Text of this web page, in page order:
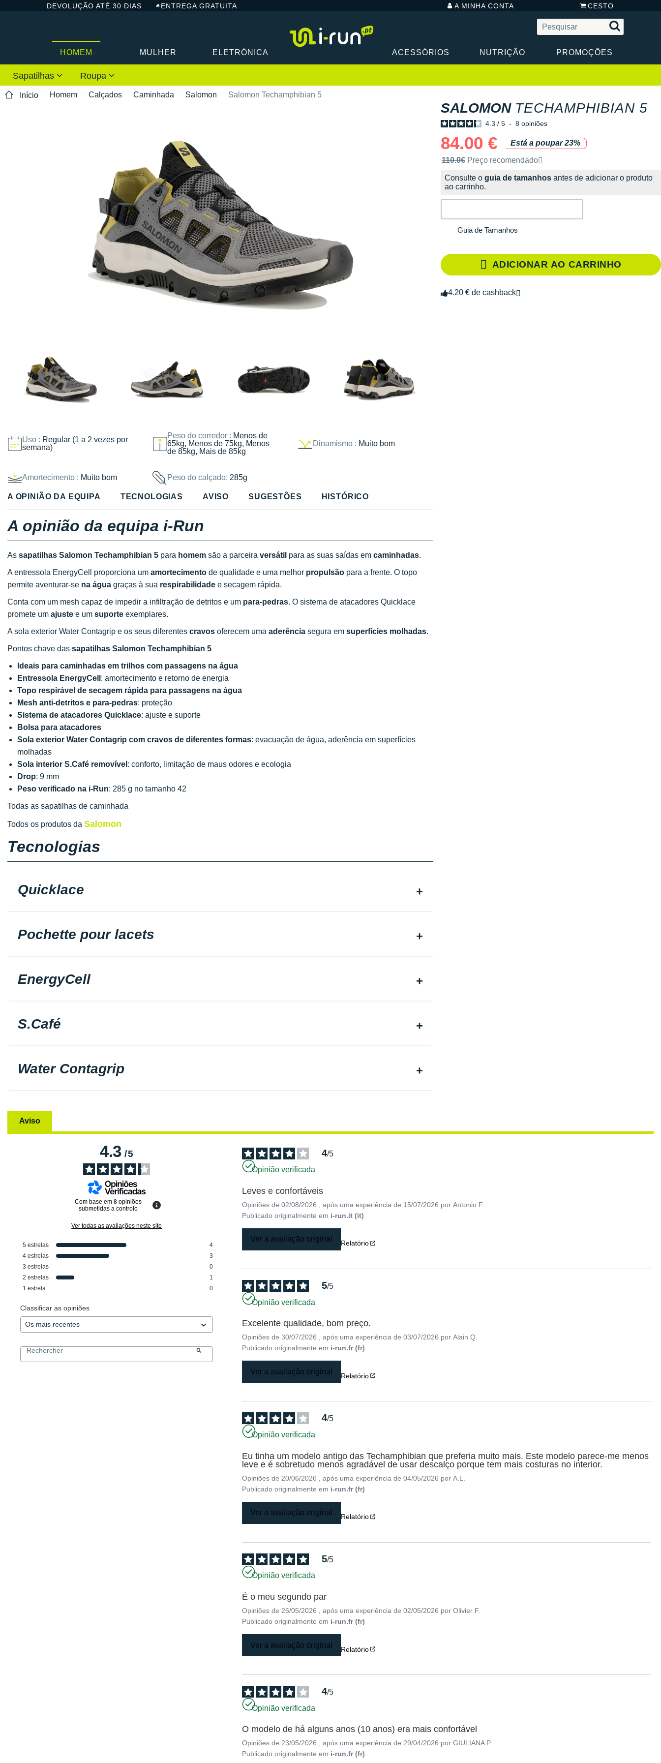
DEVOLUÇÃO ATÉ 30 DIAS ENTREGA GRATUITA A MINHA CONTA CESTO
HOMEM MULHER ELETRÓNICA ACESSÓRIOS NUTRIÇÃO PROMOÇÕES
Sapatilhas Roupa
Início Homem Calçados Caminhada Salomon Salomon Techamphibian 5
Uso : Regular (1 a 2 vezes por
semana)
Peso do corredor : Menos de
65kg, Menos de 75kg, Menos
de 85kg, Mais de 85kg
Dinamismo : Muito bom
Amortecimento : Muito bom Peso do calçado: 285g
SALOMON TECHAMPHIBIAN 5
4.3 / 5 - 8 opiniões
84.00 €
Está a poupar 23%
Preço de venda recomendado pela marca
110.0€ Preço recomendado
Consulte o guia de tamanhos antes de adicionar o produto
ao carrinho.
Guia de Tamanhos
ADICIONAR AO CARRINHO
4.20 € de cashback
A OPINIÃO DA EQUIPA TECNOLOGIAS AVISO SUGESTÕES HISTÓRICO
A opinião da equipa i-Run
As sapatilhas Salomon Techamphibian 5 para homem são a parceira versátil para as suas saídas em caminhadas.
A entressola EnergyCell proporciona um amortecimento de qualidade e uma melhor propulsão para a frente. O topo
permite aventurar-se na água graças à sua respirabilidade e secagem rápida.
Conta com um mesh capaz de impedir a infiltração de detritos e um para-pedras. O sistema de atacadores Quicklace
promete um ajuste e um suporte exemplares.
A sola exterior Water Contagrip e os seus diferentes cravos oferecem uma aderência segura em superfícies molhadas.
Pontos chave das sapatilhas Salomon Techamphibian 5
Ideais para caminhadas em trilhos com passagens na água
Entressola EnergyCell : amortecimento e retorno de energia
Topo respirável de secagem rápida para passagens na água
Mesh anti-detritos e para-pedras: proteção
Sistema de atacadores Quicklace: ajuste e suporte
Bolsa para atacadores
Sola exterior Water Contagrip com cravos de diferentes formas: evacuação de água, aderência em superfícies
molhadas
Sola interior S.Café removível : conforto, limitação de maus odores e ecologia
Drop: 9 mm
Peso verificado na i-Run: 285 g no tamanho 42
Todas as sapatilhas de caminhada
Todos os produtos da Salomon
Tecnologias
Quicklace
Pochette pour lacets
EnergyCell
S.Café
Water Contagrip
Aviso
4.3/5
Com base em8 opiniões
submetidas a controlo
Ver todas as avaliações neste site
5 estrelas
4
4 estrelas
3
3 estrelas
0
2 estrelas
1
1 estrela 0
Classificar as opiniões
4/5
Opinião verificada
Leves e confortáveis
Opiniões de02/08/2026 , após uma experiência de 15/07/2026 porAntonio F.
Publicado originalmente em i-run.it (it)
Ver a avaliação original Relatório
5/5
Opinião verificada
Excelente qualidade, bom preço.
Opiniões de30/07/2026 , após uma experiência de03/07/2026 porAlain Q.
Publicado originalmente em i-run.fr (fr)
Ver a avaliação original Relatório
4/5
Opinião verificada
Eu tinha um modelo antigo das Techamphibian que preferia muito mais. Este modelo parece-me menos
leve e é sobretudo menos agradável de usar descalço porque tem mais costuras no interior.
Opiniões de 20/06/2026 , após uma experiência de04/05/2026 porA.L.
Publicado originalmente em i-run.fr (fr)
Ver a avaliação original Relatório
5/5
Opinião verificada
É o meu segundo par
Opiniões de 26/05/2026 , após uma experiência de02/05/2026 porOlivier F.
Publicado originalmente em i-run.fr (fr)
Ver a avaliação original Relatório
4/5
Opinião verificada
O modelo de há alguns anos (10 anos) era mais confortável
Opiniões de23/05/2026 , após uma experiência de29/04/2026 porGIULIANA P.
Publicado originalmente em i-run.fr (fr)